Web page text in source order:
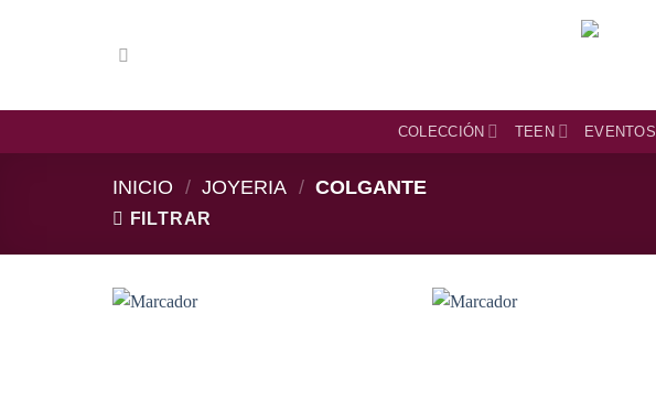
COLECCIÓN TEEN EVENTOS
INICIO / JOYERIA / COLGANTE
FILTRAR